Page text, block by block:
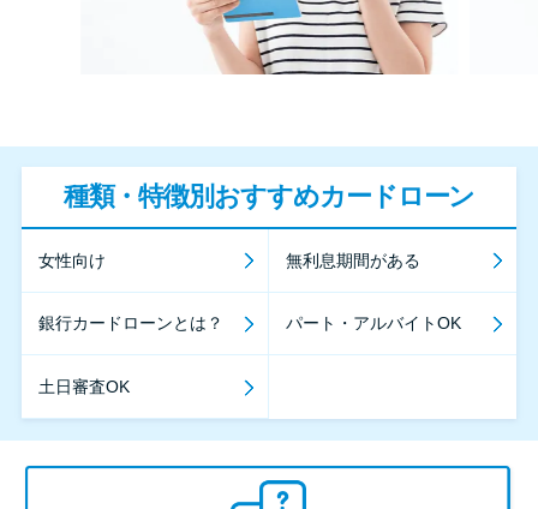
種類・特徴別おすすめカードローン
女性向け 無利息期間がある
銀行カードローンとは？ パート・アルバイトOK
土日審査OK